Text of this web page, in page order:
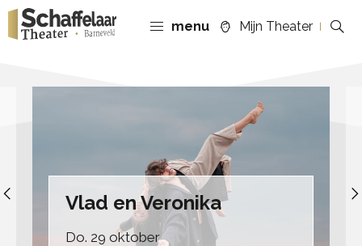
menu Mijn Theater
PreviousVlad en Veronika
Do. 29 oktober